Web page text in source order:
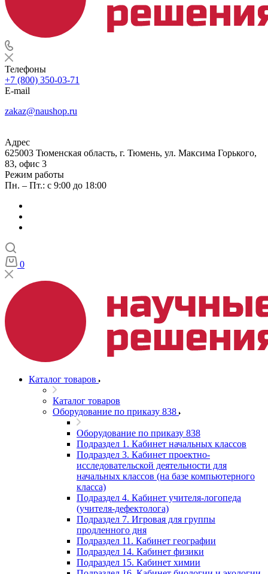
Телефоны
+7 (800) 350-03-71
E-mail
zakaz@naushop.ru
Адрес
625003 Тюменская область, г. Тюмень, ул. Максима Горького,
83, офис 3
Режим работы
Пн. – Пт.: с 9:00 до 18:00
0
Каталог товаров
Каталог товаров
Оборудование по приказу 838
Оборудование по приказу 838
Подраздел 1. Кабинет начальных классов
Подраздел 3. Кабинет проектно-
исследовательской деятельности для
начальных классов (на базе компьютерного
класса)
Подраздел 4. Кабинет учителя-логопеда
(учителя-дефектолога)
Подраздел 7. Игровая для группы
продленного дня
Подраздел 11. Кабинет географии
Подраздел 14. Кабинет физики
Подраздел 15. Кабинет химии